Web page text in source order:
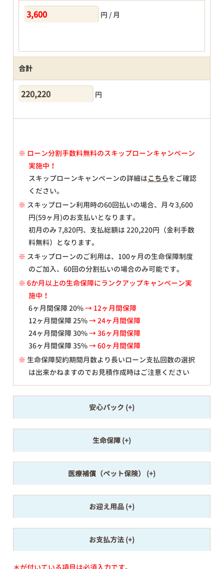
円 / 月
合計
円
※ ローン分割手数料無料のスキップローンキャンペーン
実施中！
スキップローンキャンペーンの詳細はこちらをご確認
ください。
※ スキップローン利用時の60回払いの場合、月々3,600
円(59ヶ月)のお支払いとなります。
初月のみ7,820円、支払総額は220,220円（金利手数
料無料）となります。
※ スキップローンのご利用は、100ヶ月の生命保障制度
のご加入、60回の分割払いの場合のみ可能です。
※ 6か月以上の生命保障にランクアップキャンペーン実
施中！
6ヶ月間保障 20%→ 12ヶ月間保障
12ヶ月間保障 25%→ 24ヶ月間保障
24ヶ月間保障 30%→ 36ヶ月間保障
36ヶ月間保障 35%→ 60ヶ月間保障
※ 生命保障契約期間月数より長いローン支払回数の選択
は出来かねますのでお見積作成時はご注意ください
安心パック
生命保障
医療補償（ペット保険）
お迎え用品
お支払方法